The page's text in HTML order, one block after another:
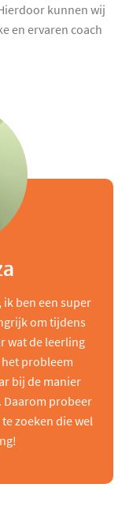
kunnen wij
en ervaren coach
ben een super
om tijdens
wat de leerling
probleem
bij de manier
Daarom probeer
zoeken die wel